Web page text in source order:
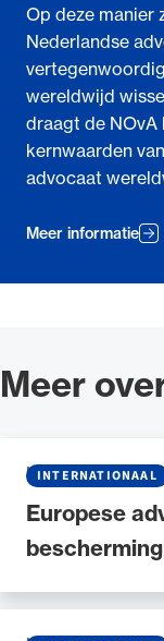
Op deze manier
Nederlandse
wereldwijd
draagt de NOvA
kernwaarden
advocaat
Meer informatie
Meer
Europese
INTERNATIONAAL
NIEUWS•22 JULI